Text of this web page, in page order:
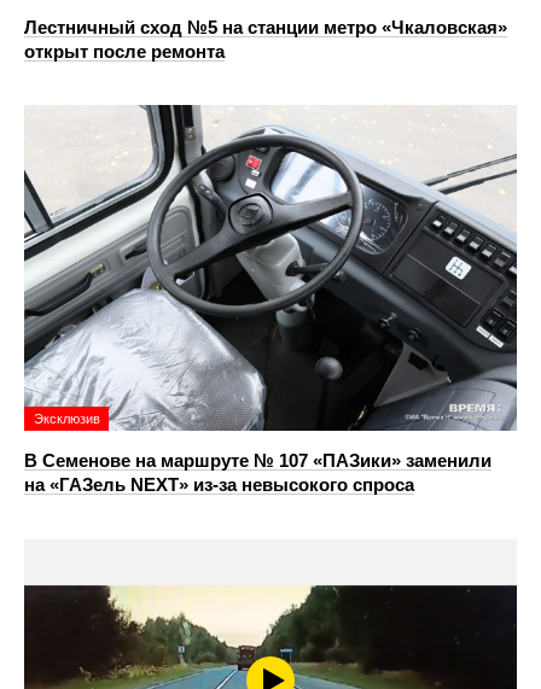
Лестничный сход №5 на станции метро «Чкаловская»
открыт после ремонта
Эксклюзив
В Семенове на маршруте № 107 «ПАЗики» заменили
на «ГАЗель NEXT» из‑за невысокого спроса